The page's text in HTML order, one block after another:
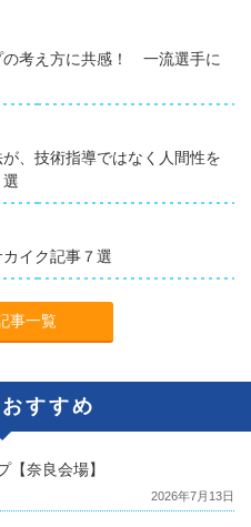
の考え方に共感！ 一流選手に
、技術指導ではなく人間性を
イク記事７選
事一覧
すすめ
【奈良会場】
2026年7月13日